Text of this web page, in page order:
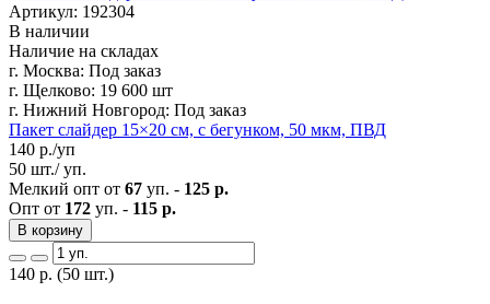
Артикул: 192304
В наличии
Наличие на складах
г. Москва: Под заказ
г. Щелково: 19 600 шт
г. Нижний Новгород: Под заказ
Пакет слайдер 15×20 см, с бегунком, 50 мкм, ПВД
140 р./уп
50 шт./ уп.
Мелкий опт от 67 уп. - 125 р.
Опт от 172 уп. - 115 р.
В корзину
140 р. (50 шт.)